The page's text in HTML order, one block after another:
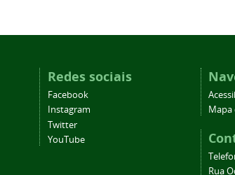
Redes sociais
Facebook
Instagram
Twitter
YouTube
Mapa
Rua